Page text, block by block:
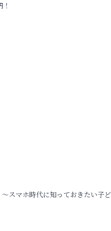
スマホ時代に知っておきたい子